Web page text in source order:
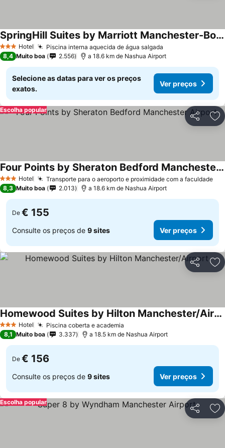
3 EstrelasHotel Piscina interna aquecida de água salgada
SpringHill Suites by Marriott Manchester-Boston Regional Airport
8,4 Muito boa 2.556 a 18.6 km de Nashua Airport
Selecione as datas para ver os preços
exatos.
Ver preços
Partilhar
Escolha popular
3 EstrelasHotel Transporte para o aeroporto e proximidade com a faculdade
Four Points by Sheraton Bedford Manchester Airport
8,3 Muito boa 2.013 a 18.6 km de Nashua Airport
De € 155
Consulte os preços de 9 sites Ver preços
Partilhar
3 EstrelasHotel Piscina coberta e academia
Homewood Suites by Hilton Manchester/Airport
8,1 Muito boa 3.337 a 18.5 km de Nashua Airport
De € 156
Consulte os preços de 9 sites Ver preços
Partilhar
Escolha popular